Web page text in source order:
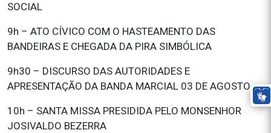
SOCIAL
9h – ATO CÍVICO COM O HASTEAMENTO DAS
BANDEIRAS E CHEGADA DA PIRA SIMBÓLICA
9h30 – DISCURSO DAS AUTORIDADES E
APRESENTAÇÃO DA BANDA MARCIAL 03 DE AGOSTO
10h – SANTA MISSA PRESIDIDA PELO MONSENHOR
JOSIVALDO BEZERRA